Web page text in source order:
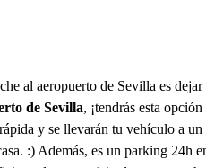
al aeropuerto de Sevilla es
de Sevilla, ¡tendrás esta
y se llevarán tu vehículo a
:) Además, es un parking 24h